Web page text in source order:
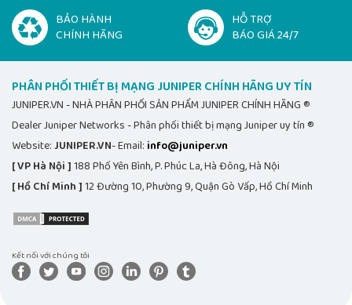
BẢO HÀNH
CHÍNH HÃNG
HỖ TRỢ
BÁO GIÁ 24/7
PHÂN PHỐI THIẾT BỊ MẠNG JUNIPER CHÍNH HÃNG UY TÍN
JUNIPER.VN - NHÀ PHÂN PHỐI SẢN PHẨM JUNIPER CHÍNH HÃNG ®
Dealer Juniper Networks - Phân phối thiết bị mạng Juniper uy tín ®
Website:JUNIPER.VN- Email: info@juniper.vn
[ VP Hà Nội ]188 Phố Yên Bình, P. Phúc La, Hà Đông, Hà Nội
[ Hồ Chí Minh ]12 Đường 10, Phường 9, Quận Gò Vấp, Hồ Chí Minh
Kết nối với chúng tôi